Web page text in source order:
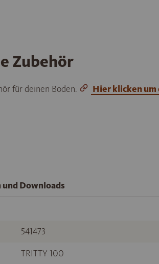
Zubehör
für deinen Boden. Hier klicken um
Downloads
541473
TRITTY 100